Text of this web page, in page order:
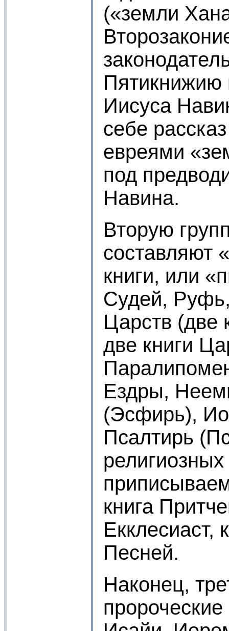
(«земли
Пятикнижию
Иисуса
себе
евреями
под
Навина.
Вторую
составляют
книги, или
Судей,
Царств (две
две книги
Ездры,
(Эсфирь),
Псалтирь
книга
Екклесиаст,
Песней.
Наконец,